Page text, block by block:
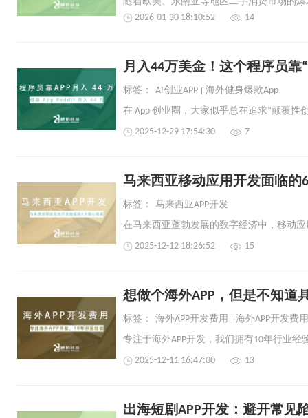
2026-01-30 18:10:52 14
月入44万美金！这个程序员靠
标签： AI创业APP 海外健身爆款App
2025-12-29 17:54:30 7
马来西亚移动应用开发面临的
标签： 马来西亚APP开发
2025-12-12 18:26:52 15
想做个海外APP，但是不知道
标签： 海外APP开发费用 海外APP开发费用
2025-12-11 16:47:00 13
出海短剧APP开发：避开常见